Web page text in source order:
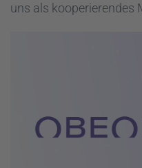
uns als kooperierendes